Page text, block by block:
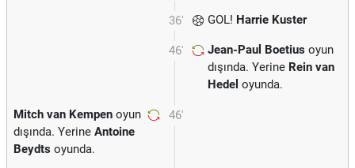
36' GOL! Harrie Kuster
46' Jean-Paul Boetius oyun
dışında. Yerine Rein van
Hedel oyunda.
46'
Mitch van Kempen oyun
dışında. Yerine Antoine
Beydts oyunda.